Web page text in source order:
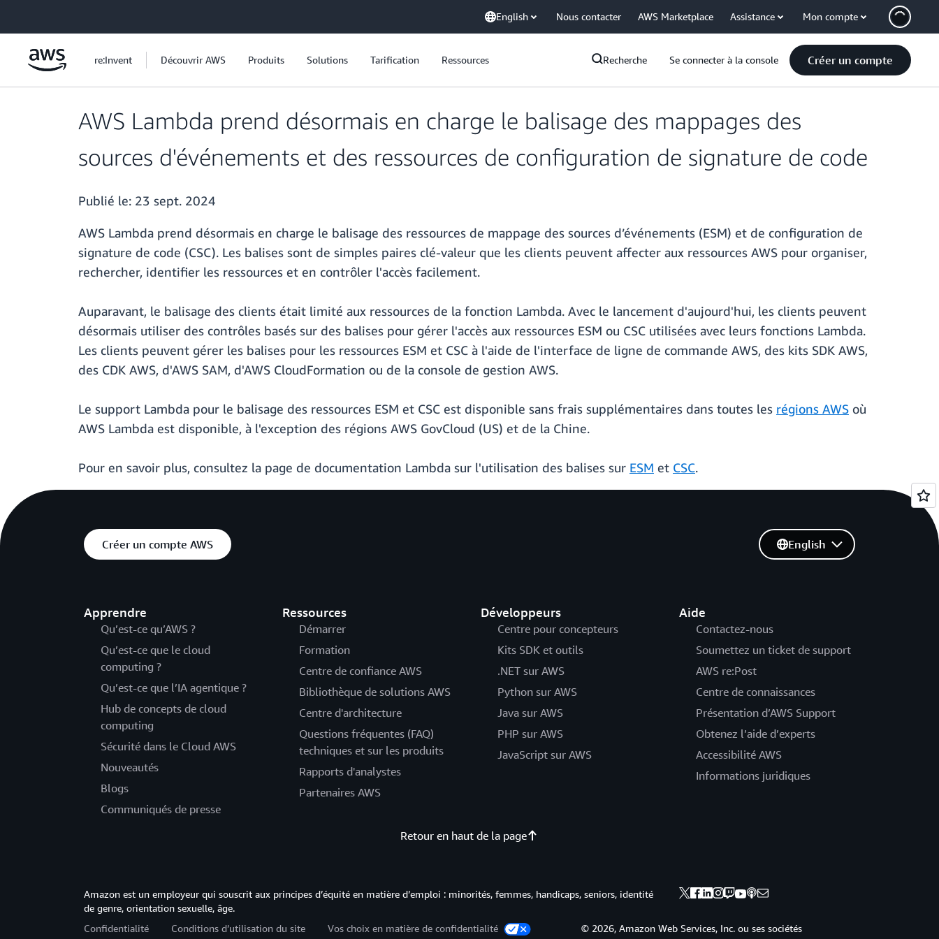
English Nous contacter AWS Marketplace Assistance Mon compte
re:Invent Découvrir AWS Produits Solutions Tarification Ressources Recherche Se connecter à la console Créer un compte
AWS Lambda prend désormais en charge le balisage des mappages des
sources d'événements et des ressources de configuration de signature de code
Publié le: 23 sept. 2024
AWS Lambda prend désormais en charge le balisage des ressources de mappage des sources d’événements (ESM) et de configuration de
signature de code (CSC). Les balises sont de simples paires clé-valeur que les clients peuvent affecter aux ressources AWS pour organiser,
rechercher, identifier les ressources et en contrôler l'accès facilement.
Auparavant, le balisage des clients était limité aux ressources de la fonction Lambda. Avec le lancement d'aujourd'hui, les clients peuvent
désormais utiliser des contrôles basés sur des balises pour gérer l'accès aux ressources ESM ou CSC utilisées avec leurs fonctions Lambda.
Les clients peuvent gérer les balises pour les ressources ESM et CSC à l'aide de l'interface de ligne de commande AWS, des kits SDK AWS,
des CDK AWS, d'AWS SAM, d'AWS CloudFormation ou de la console de gestion AWS.
Le support Lambda pour le balisage des ressources ESM et CSC est disponible sans frais supplémentaires dans toutes les régions AWS où
AWS Lambda est disponible, à l'exception des régions AWS GovCloud (US) et de la Chine.
Pour en savoir plus, consultez la page de documentation Lambda sur l'utilisation des balises sur ESM et CSC.
Créer un compte AWS
Apprendre
Qu’est-ce qu’AWS ?
Qu’est-ce que le cloud
computing ?
Qu’est-ce que l’IA agentique ?
Hub de concepts de cloud
computing
Sécurité dans le Cloud AWS
Nouveautés
Blogs
Communiqués de presse
Ressources
Démarrer
Formation
Centre de confiance AWS
Bibliothèque de solutions AWS
Centre d'architecture
Questions fréquentes (FAQ)
techniques et sur les produits
Rapports d'analystes
Partenaires AWS
Développeurs
Centre pour concepteurs
Kits SDK et outils
.NET sur AWS
Python sur AWS
Java sur AWS
PHP sur AWS
JavaScript sur AWS
Aide
Contactez-nous
Soumettez un ticket de support
AWS re:Post
Centre de connaissances
Présentation d’AWS Support
Obtenez l’aide d’experts
Accessibilité AWS
Informations juridiques
English
Retour en haut de la page
Amazon est un employeur qui souscrit aux principes d’équité en matière d’emploi : minorités, femmes, handicaps, seniors, identité
de genre, orientation sexuelle, âge.
Confidentialité
Conditions d’utilisation du site
Vos choix en matière de confidentialité
© 2026, Amazon Web Services, Inc. ou ses sociétés